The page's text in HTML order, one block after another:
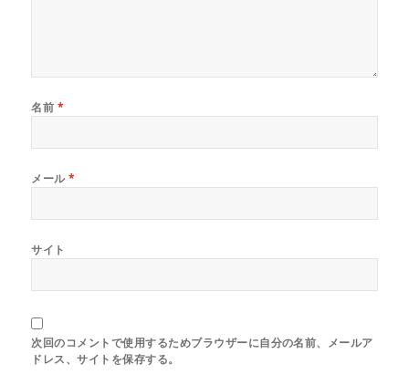
名前 *
メール*
サイト
次回のコメントで使用するためブラウザーに自分の名前、メールア
ドレス、サイトを保存する。